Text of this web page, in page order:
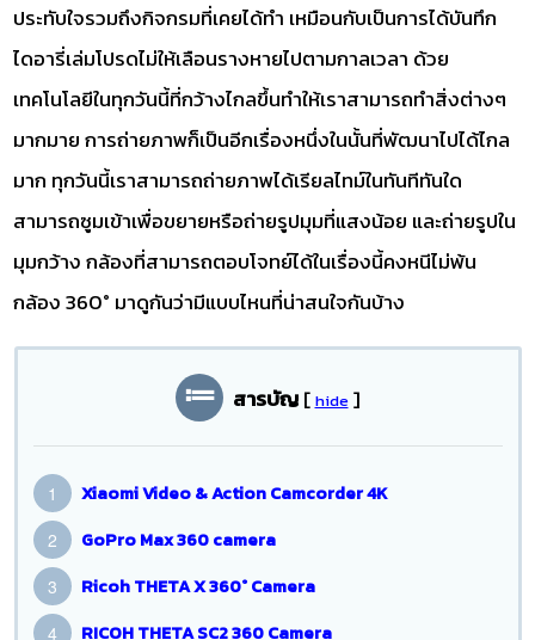
ประทับใจรวมถึงกิจกรมที่เคยได้ทำ เหมือนกับเป็นการได้บันทึก
ไดอารี่เล่มโปรดไม่ให้เลือนรางหายไปตามกาลเวลา ด้วย
เทคโนโลยีในทุกวันนี้ที่กว้างไกลขึ้นทำให้เราสามารถทำสิ่งต่างๆ
มากมาย การถ่ายภาพก็เป็นอีกเรื่องหนึ่งในนั้นที่พัฒนาไปได้ไกล
มาก ทุกวันนี้เราสามารถถ่ายภาพได้เรียลไทม์ในทันทีทันใด
สามารถซูมเข้าเพื่อขยายหรือถ่ายรูปมุมที่แสงน้อย และถ่ายรูปใน
มุมกว้าง กล้องที่สามารถตอบโจทย์ได้ในเรื่องนี้คงหนีไม่พ้น
กล้อง 360° มาดูกันว่ามีแบบไหนที่น่าสนใจกันบ้าง
สารบัญ [ hide ]
Xiaomi Video & Action Camcorder 4K
GoPro Max 360 camera
Ricoh THETA X 360° Camera
RICOH THETA SC2 360 Camera